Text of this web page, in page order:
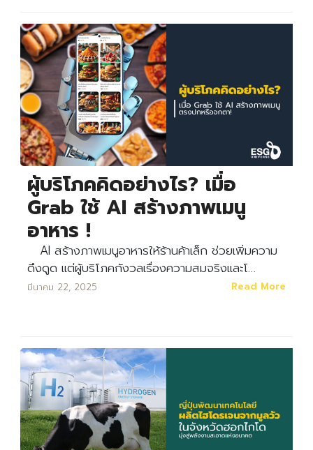
ผู้บริโภคคิดอย่างไร? เมื่อ
Grab ใช้ AI สร้างภาพเมนู
อาหาร !
AI สร้างภาพเมนูอาหารให้ร้านค้าเล็ก ช่วยเพิ่มความ
ดึงดูด แต่ผู้บริโภคกังวลเรื่องความสมจริงและโ…
มีนาคม 22, 2025 Read More